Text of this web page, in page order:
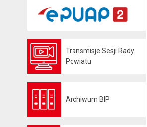
Transmisje Sesji Rady
Powiatu
Archiwum BIP